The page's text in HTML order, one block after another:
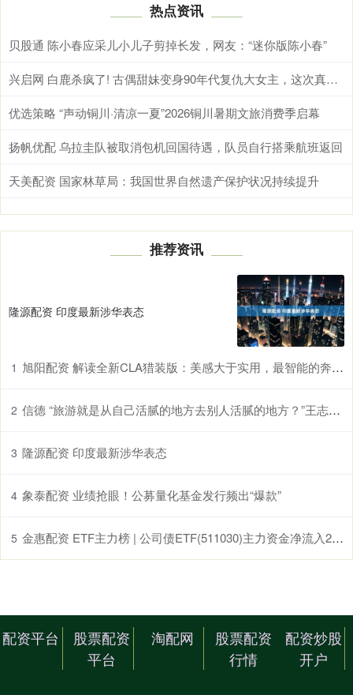
热点资讯
贝股通 陈小春应采儿小儿子剪掉长发，网友：“迷你版陈小春”
兴启网 白鹿杀疯了! 古偶甜妹变身90年代复仇大女主，这次真的不一样
优选策略 “声动铜川·清凉一夏”2026铜川暑期文旅消费季启幕
扬帆优配 乌拉圭队被取消包机回国待遇，队员自行搭乘航班返回
天美配资 国家林草局：我国世界自然遗产保护状况持续提升
推荐资讯
隆源配资 印度最新涉华表态
1 旭阳配资 解读全新CLA猎装版：美感大于实用，最智能的奔驰成为品牌独苗_mm_Brake_玻璃
2 信德 “旅游就是从自己活腻的地方去别人活腻的地方？”王志文犀利发问，嘉恒小包团用文化沉浸给出答案
3 隆源配资 印度最新涉华表态
4 象泰配资 业绩抢眼！公募量化基金发行频出“爆款”
5 金惠配资 ETF主力榜 | 公司债ETF(511030)主力资金净流入2.09亿元，居全市场第一梯队-20260309
配资平台
股票配资
平台
淘配网
股票配资
行情
配资炒股
开户